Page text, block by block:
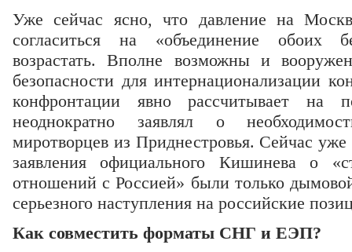
Уже сейчас ясно, что давление на
согласиться на «объединение обоих
возрастать. Вполне возможны и
безопасности для интернационализации
конфронтации явно рассчитывает на
неоднократно заявлял о
миротворцев из Приднестровья. Сейчас
заявления официального Кишинева о
отношений с Россией» были только
серьезного наступления на российские
Как совместить форматы СНГ и ЕЭП?